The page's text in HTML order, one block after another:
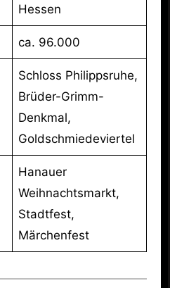
Hessen
ca. 96.000
Schloss Philippsruhe,
Brüder-Grimm-
Denkmal,
Goldschmiedeviertel
Hanauer
Weihnachtsmarkt,
Stadtfest,
Märchenfest